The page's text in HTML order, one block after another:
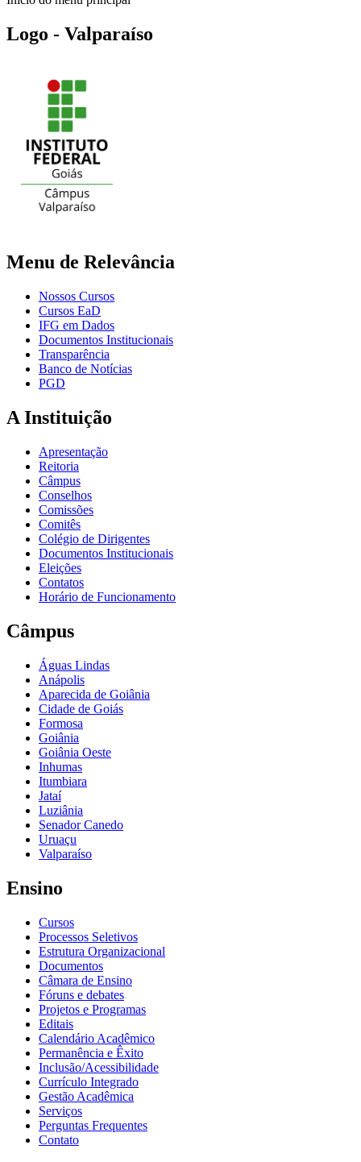
Logo - Valparaíso
Menu de Relevância
Nossos Cursos
Cursos EaD
IFG em Dados
Documentos Institucionais
Transparência
Banco de Notícias
PGD
A Instituição
Apresentação
Reitoria
Câmpus
Conselhos
Comissões
Comitês
Colégio de Dirigentes
Documentos Institucionais
Eleições
Contatos
Horário de Funcionamento
Câmpus
Águas Lindas
Anápolis
Aparecida de Goiânia
Cidade de Goiás
Formosa
Goiânia
Goiânia Oeste
Inhumas
Itumbiara
Jataí
Luziânia
Senador Canedo
Uruaçu
Valparaíso
Ensino
Cursos
Processos Seletivos
Estrutura Organizacional
Documentos
Câmara de Ensino
Fóruns e debates
Projetos e Programas
Editais
Calendário Acadêmico
Permanência e Êxito
Inclusão/Acessibilidade
Currículo Integrado
Gestão Acadêmica
Serviços
Perguntas Frequentes
Contato